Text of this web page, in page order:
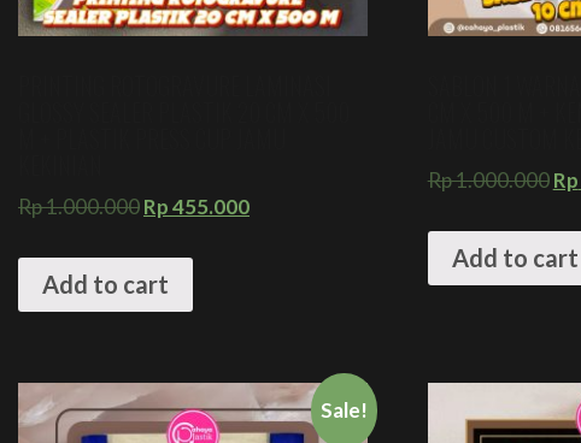
Rp1.000.000Rp455.000
Add to cart
Rp1.000.000 Rp
Add to cart
Sale!